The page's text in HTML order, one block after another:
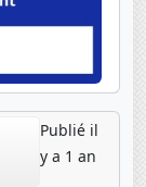
Publié il
y a 1 an